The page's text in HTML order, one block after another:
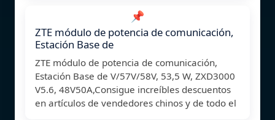
📌
ZTE módulo de potencia de comunicación,
Estación Base de
ZTE módulo de potencia de comunicación,
Estación Base de V/57V/58V, 53,5 W, ZXD3000
V5.6, 48V50A,Consigue increíbles descuentos
en artículos de vendedores chinos y de todo el